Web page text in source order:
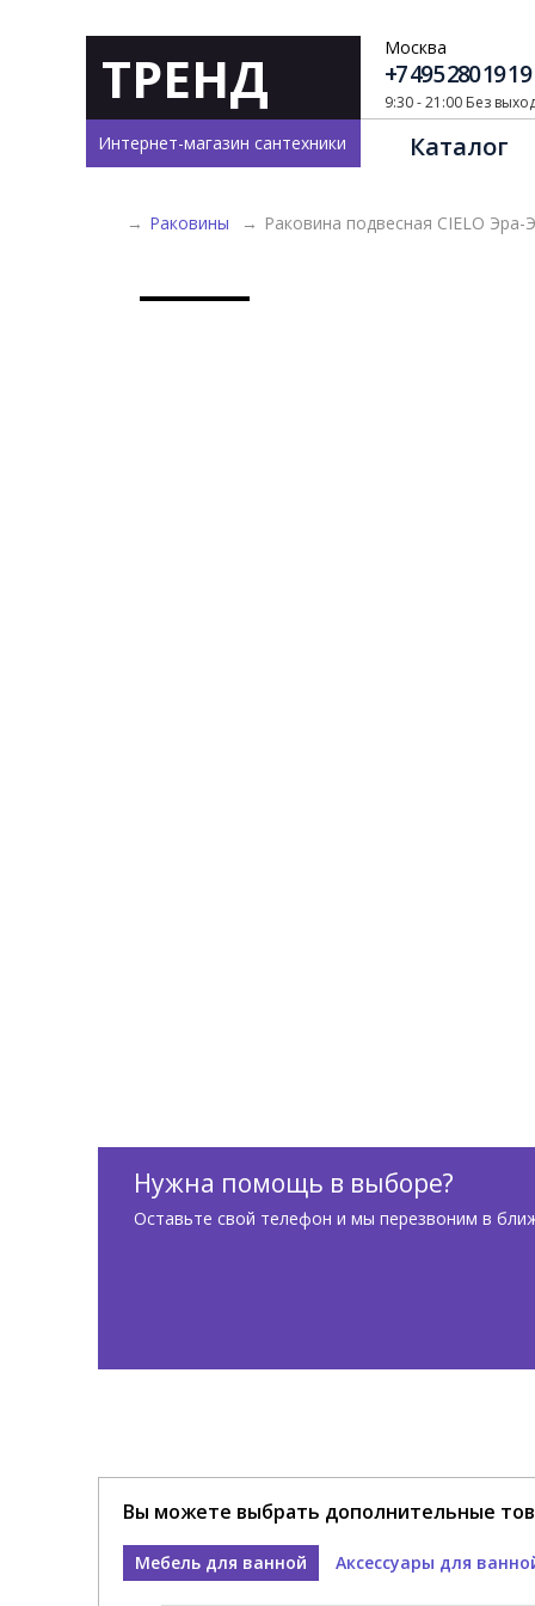
ТРЕНД
Интернет-магазин сантехники
Москва
+7 495 280 19 19
9:30 - 21:00 Без
Каталог
→ Раковины → Раковина подвесная CIELO Эра-
Нужна помощь в выборе?
Оставьте свой телефон и мы перезвоним в
Вы можете выбрать дополнительные
Мебель для ванной Аксессуары для